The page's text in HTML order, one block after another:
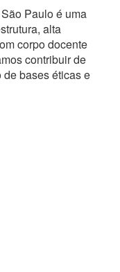
Paulo é uma
alta
corpo docente
contribuir de
bases éticas e